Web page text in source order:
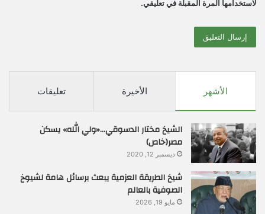
لاستخدامها المرة المقبلة في تعليقي.
الأشهر الأخيرة تعليقات
الشيخ مختار الدسوقي…«ولي الله» يسكن
مصر(خاص)
ديسمبر 12, 2020
شيخ الطريقة العزمية يبعث برسائل هامة لشيوخ
الصوفية بالعالم
مايو 19, 2026